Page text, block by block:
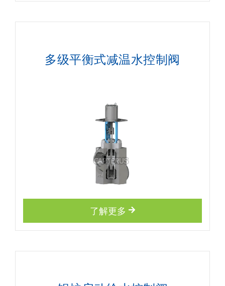
多级平衡式减温水控制阀
了解更多